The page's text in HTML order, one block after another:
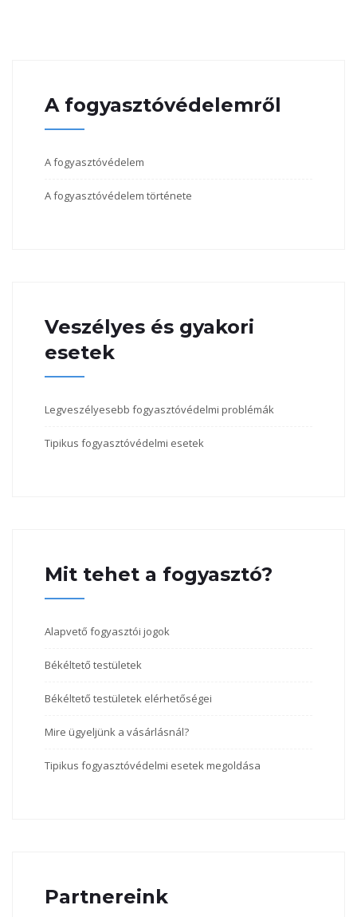
A fogyasztóvédelemről
A fogyasztóvédelem
A fogyasztóvédelem története
Veszélyes és gyakori
esetek
Legveszélyesebb fogyasztóvédelmi problémák
Tipikus fogyasztóvédelmi esetek
Mit tehet a fogyasztó?
Alapvető fogyasztói jogok
Békéltető testületek
Békéltető testületek elérhetőségei
Mire ügyeljünk a vásárlásnál?
Tipikus fogyasztóvédelmi esetek megoldása
Partnereink